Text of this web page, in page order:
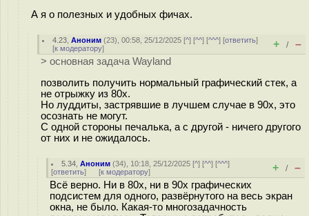
А я о полезных и удобных фичах.
4.23 ,Аноним (23), 00:58, 25/12/2025 [^] [^^] [^^^] [ответить]
[к модератору] + / –
> основная задача Wayland
позволить получить нормальный графический стек, а
не отрыжку из 80х.
Но луддиты, застрявшие в лучшем случае в 90х, это
осознать не могут.
С одной стороны печалька, а с другой - ничего другого
от них и не ожидалось.
5.34 ,Аноним (34), 10:18, 25/12/2025 [^] [^^] [^^^]
[ответить] [к модератору] + / –
Всё верно. Ни в 80х, ни в 90х графических
подсистем для одного, развёрнутого на весь экран
окна, не было. Какая-то многозадачность